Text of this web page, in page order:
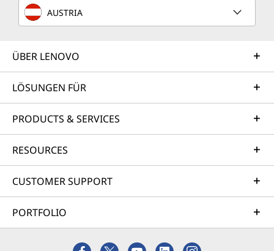
AUSTRIA
ÜBER LENOVO
LÖSUNGEN FÜR
PRODUCTS & SERVICES
RESOURCES
CUSTOMER SUPPORT
PORTFOLIO